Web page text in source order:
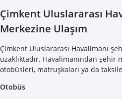
Çimkent Uluslararası
Merkezine Ulaşım
Çimkent Uluslararası Havalimanı
uzaklıktadır. Havalimanından şehir
otobüsleri, matruşkaları ya da
Otobüs